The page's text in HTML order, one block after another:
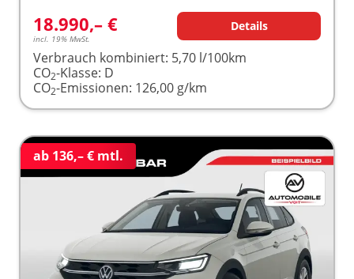
18.990,– €
incl. 19% MwSt.
Details
Verbrauch kombiniert: 5,70 l/100km
CO2-Klasse: D
CO2-Emissionen: 126,00 g/km
ab 136,– € mtl.